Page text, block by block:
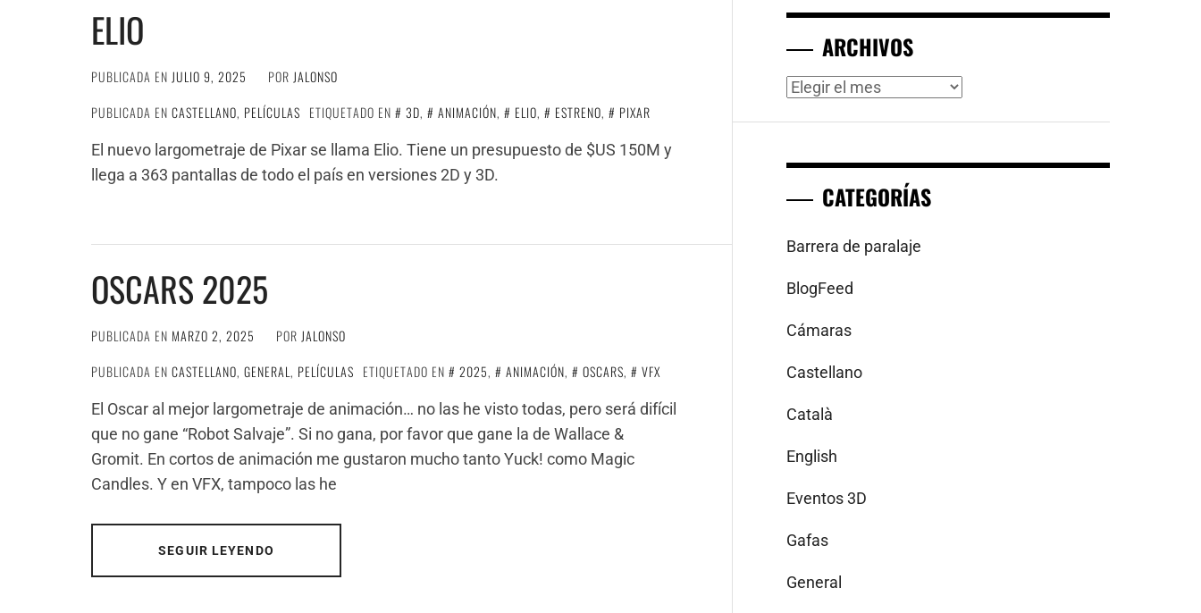
ELIO
PUBLICADA EN JULIO 9, 2025 POR JALONSO
PUBLICADA EN CASTELLANO, PELÍCULAS ETIQUETADO EN 3D, ANIMACIÓN, ELIO, ESTRENO,
PIXAR
El nuevo largometraje de Pixar se llama Elio. Tiene un presupuesto de $US 150M y
llega a 363 pantallas de todo el país en versiones 2D y 3D.
OSCARS 2025
PUBLICADA EN MARZO 2, 2025 POR JALONSO
PUBLICADA EN CASTELLANO, GENERAL, PELÍCULAS ETIQUETADO EN 2025, ANIMACIÓN, OSCARS,
VFX
El Oscar al mejor largometraje de animación… no las he visto todas, pero será difícil
que no gane “Robot Salvaje”. Si no gana, por favor que gane la de Wallace &
Gromit. En cortos de animación me gustaron mucho tanto Yuck! como Magic
Candles. Y en VFX, tampoco las he
SEGUIR LEYENDO
ARCHIVOS
Archivos
CATEGORÍAS
Barrera de paralaje
BlogFeed
Cámaras
Castellano
Català
English
Eventos 3D
Gafas
General